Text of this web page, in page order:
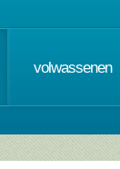
volwassenen